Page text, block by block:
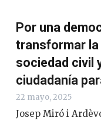
Por una
transformar
sociedad civil
ciudadanía
22 mayo, 2025
Josep Miró i